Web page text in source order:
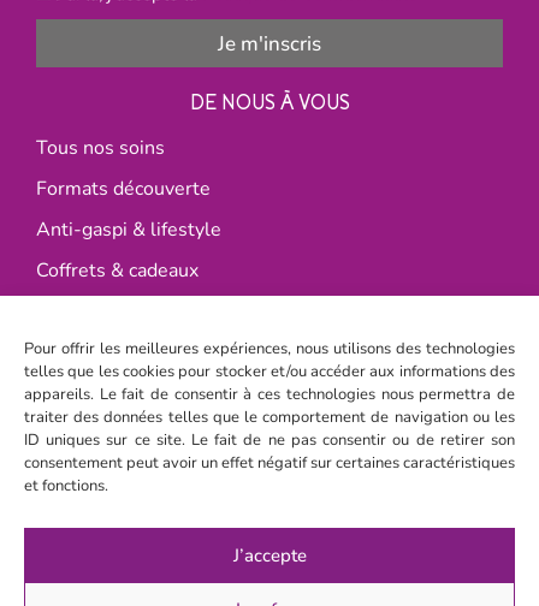
Pour offrir les meilleures expériences, nous utilisons des technologies
telles que les cookies pour stocker et/ou accéder aux informations des
appareils. Le fait de consentir à ces technologies nous permettra de
traiter des données telles que le comportement de navigation ou les
ID uniques sur ce site. Le fait de ne pas consentir ou de retirer son
consentement peut avoir un effet négatif sur certaines caractéristiques
et fonctions.
J’accepte
Je m'inscris
DE NOUS À VOUS
Tous nos soins
Formats découverte
Anti-gaspi & lifestyle
Coffrets & cadeaux
L’École de la Peau Heureuse
DE VOUS À NOUS
Happy livraison
4,7 / 5 sur Google